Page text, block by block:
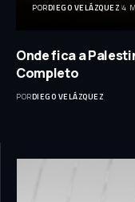
PORDIEGO VELÁZQUEZ 4
Onde fica a
Completo
PORDIEGO VELÁZQUEZ